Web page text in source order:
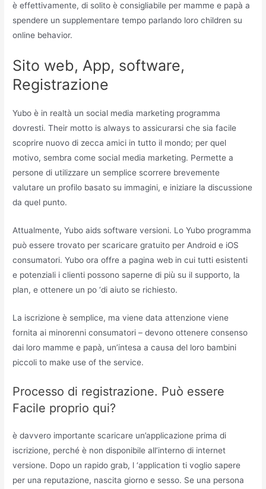
è effettivamente, di solito è consigliabile per mamme e papà a
spendere un supplementare tempo parlando loro children su
online behavior.
Sito web, App, software,
Registrazione
Yubo è in realtà un social media marketing programma
dovresti. Their motto is always to assicurarsi che sia facile
scoprire nuovo di zecca amici in tutto il mondo; per quel
motivo, sembra come social media marketing. Permette a
persone di utilizzare un semplice scorrere brevemente
valutare un profilo basato su immagini, e iniziare la discussione
da quel punto.
Attualmente, Yubo aids software versioni. Lo Yubo programma
può essere trovato per scaricare gratuito per Android e iOS
consumatori. Yubo ora offre a pagina web in cui tutti esistenti
e potenziali i clienti possono saperne di più su il supporto, la
plan, e ottenere un po ‘di aiuto se richiesto.
La iscrizione è semplice, ma viene data attenzione viene
fornita ai minorenni consumatori – devono ottenere consenso
dai loro mamme e papà, un’intesa a causa del loro bambini
piccoli to make use of the service.
Processo di registrazione. Può essere
Facile proprio qui?
è davvero importante scaricare un’applicazione prima di
iscrizione, perché è non disponibile all’interno di internet
versione. Dopo un rapido grab, l ‘application ti voglio sapere
per una reputazione, nascita giorno e sesso. Se una persona